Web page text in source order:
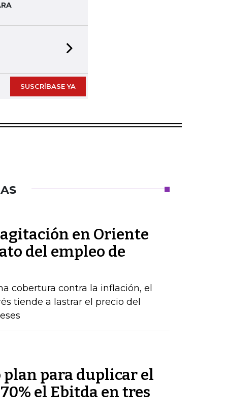
SUSCRÍBASE YA
en Oriente
del empleo de
cobertura contra la inflación, el
tiende a lastrar el precio del
para duplicar el
el Ebitda en tres